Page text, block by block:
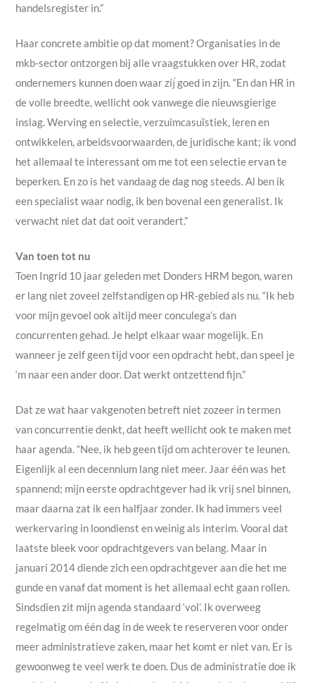
handelsregister in.”
Haar concrete ambitie op dat moment? Organisaties in de
mkb-sector ontzorgen bij alle vraagstukken over HR, zodat
ondernemers kunnen doen waar zíjgoed in zijn. “En dan HR in
de volle breedte, wellicht ook vanwege die nieuwsgierige
inslag. Werving en selectie, verzuimcasuïstiek, leren en
ontwikkelen, arbeidsvoorwaarden, de juridische kant; ik vond
het allemaal te interessant om me tot een selectie ervan te
beperken. En zo is het vandaag de dag nog steeds. Al ben ik
een specialist waar nodig, ik ben bovenal een generalist. Ik
verwacht niet dat dat ooit verandert.”
Van toen tot nu
Toen Ingrid 10 jaar geleden met Donders HRM begon, waren
er lang niet zoveel zelfstandigen op HR-gebied als nu. “Ik heb
voor mijn gevoel ook altijd meer conculega’s dan
concurrenten gehad. Je helpt elkaar waar mogelijk. En
wanneer je zelf geen tijd voor een opdracht hebt, dan speel je
‘m naar een ander door. Dat werkt ontzettend fijn.”
Dat ze wat haar vakgenoten betreft niet zozeer in termen
van concurrentie denkt, dat heeft wellicht ook te maken met
haar agenda. “Nee, ik heb geen tijd om achterover te leunen.
Eigenlijk al een decennium lang niet meer. Jaar één was het
spannend; mijn eerste opdrachtgever had ik vrij snel binnen,
maar daarna zat ik een halfjaar zonder. Ik had immers veel
werkervaring in loondienst en weinig als interim. Vooral dat
laatste bleek voor opdrachtgevers van belang. Maar in
januari 2014 diende zich een opdrachtgever aan die het me
gunde en vanaf dat moment is het allemaal echt gaan rollen.
Sindsdien zit mijn agenda standaard ‘vol’. Ik overweeg
regelmatig om één dag in de week te reserveren voor onder
meer administratieve zaken, maar het komt er niet van. Er is
gewoonweg te veel werk te doen. Dus de administratie doe ik